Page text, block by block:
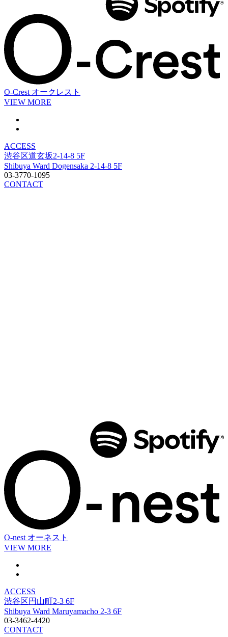
O-Crest オークレスト
VIEW MORE
ACCESS
渋谷区道玄坂2-14-8 5F
Shibuya Ward Dogensaka 2-14-8 5F
03-3770-1095
CONTACT
O-nest オーネスト
VIEW MORE
ACCESS
渋谷区円山町2-3 6F
Shibuya Ward Maruyamacho 2-3 6F
03-3462-4420
CONTACT